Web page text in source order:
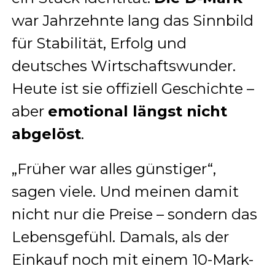
war Jahrzehnte lang das Sinnbild
für Stabilität, Erfolg und
deutsches Wirtschaftswunder.
Heute ist sie offiziell Geschichte –
aber emotional längst nicht
abgelöst.
„Früher war alles günstiger“,
sagen viele. Und meinen damit
nicht nur die Preise – sondern das
Lebensgefühl. Damals, als der
Einkauf noch mit einem 10-Mark-